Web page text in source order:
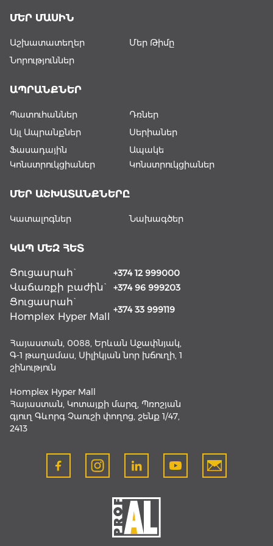
ՄԵՐ ՄԱՍԻՆ
Աշխատատեղեր
Մեր Թիմը
Նորություններ
ԱՊՐԱՆՔՆԵՐ
Պատուհաններ
Դռներ
Այլ Ապրանքներ
Սերիաներ
Ֆասադային
Կոնստրուկցիաներ
Ապակե
Կոնստրուկցիաներ
ՄԵՐ ԱՇԽԱՏԱՆՔՆԵՐԸ
Կատալոգներ Նախագծեր
ԿԱՊ ՄԵԶ ՀԵՏ
Ցուցասրահ` +374 12 999000
Վաճառքի բաժին` +374 96 999203
Ցուցասրահ`
Homplex Hyper Mall
+374 33 999119
Հայաստան, 0088, Երևան Աջափնյակ,
Գ-1 թաղամաս, Սիլիկյան նոր խճուղի, 1
շինություն
Homplex Hyper Mall
Հայաստան, Կոտայքի մարզ, Պռոշյան
գյուղ Գևորգ Չաուշի փողոց, շենք 1/47,
2413